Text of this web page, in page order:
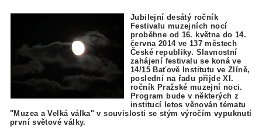
Jubilejní desátý ročník
Festivalu muzejních nocí
proběhne od 16. května do 14.
června 2014 ve 137 městech
České republiky. Slavnostní
zahájení festivalu se koná ve
14/15 Baťově Institutu ve Zlíně,
poslední na řadu přijde XI.
ročník Pražské muzejní noci.
Program bude v některých z
institucí letos věnován tématu
"Muzea a Velká válka" v souvislosti se stým výročím vypuknutí
první světové války.